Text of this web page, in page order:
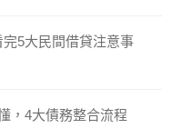
5大民間借貸注意事
，4大債務整合流程